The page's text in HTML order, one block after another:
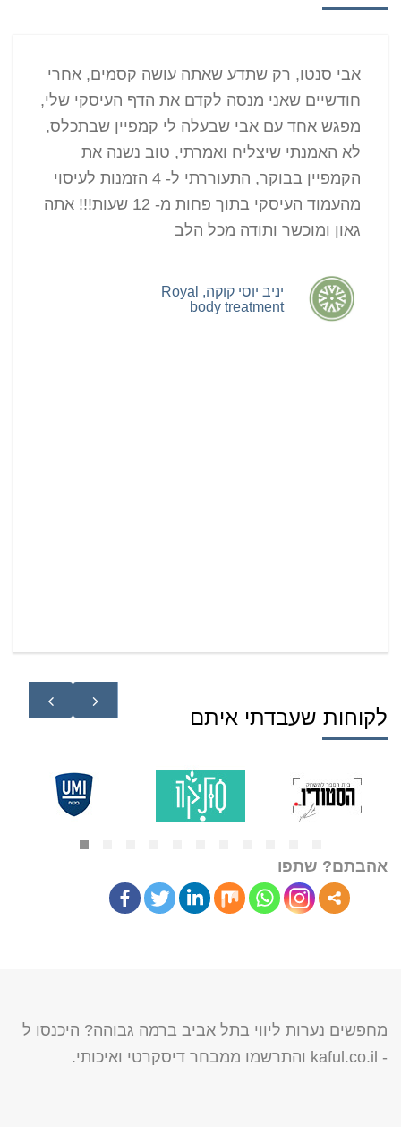
אבי סנטו, רק שתדע שאתה עושה קסמים, אחרי
חודשיים שאני מנסה לקדם את הדף העיסקי שלי,
מפגש אחד עם אבי שבעלה לי קמפיין שבתכלס,
לא האמנתי שיצליח ואמרתי, טוב נשנה את
הקמפיין בבוקר, התעוררתי ל- 4 הזמנות לעיסוי
מהעמוד העיסקי בתוך פחות מ- 12 שעות!!! אתה
גאון ומוכשר ותודה מכל הלב
יניב יוסי קוקה, Royal
body treatment
לקוחות שעבדתי איתם
אהבתם? שתפו
מחפשים נערות ליווי בתל אביב ברמה גבוהה? היכנסו ל
-
kaful.co.il והתרשמו ממבחר דיסקרטי ואיכותי.